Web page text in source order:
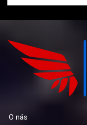
O nás